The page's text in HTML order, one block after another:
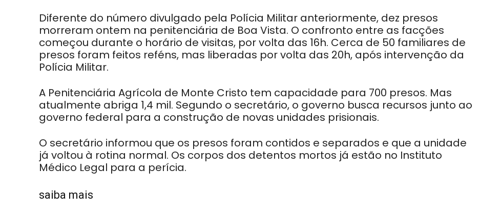
Diferente do número divulgado pela Polícia Militar anteriormente, dez presos
morreram ontem na penitenciária de Boa Vista. O confronto entre as facções
começou durante o horário de visitas, por volta das 16h. Cerca de 50 familiares de
presos foram feitos reféns, mas liberadas por volta das 20h, após intervenção da
Polícia Militar.
A Penitenciária Agrícola de Monte Cristo tem capacidade para 700 presos. Mas
atualmente abriga 1,4 mil. Segundo o secretário, o governo busca recursos junto ao
governo federal para a construção de novas unidades prisionais.
O secretário informou que os presos foram contidos e separados e que a unidade
já voltou à rotina normal. Os corpos dos detentos mortos já estão no Instituto
Médico Legal para a perícia.
saiba mais